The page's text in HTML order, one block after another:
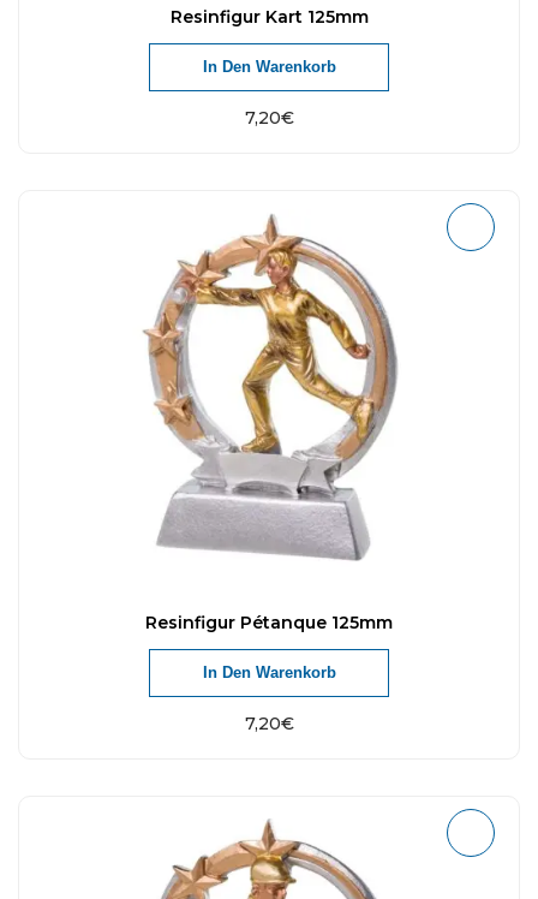
Resinfigur Kart 125mm
7,20€
In Den Warenkorb
Resinfigur Pétanque 125mm
7,20€
In Den Warenkorb